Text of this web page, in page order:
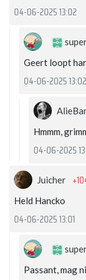
04-06-2025 13:02
Geert loopt
04-06-2025 13:02
Hmmm,
04-06-2025
Juicher
Held Hancko
04-06-2025 13:01
Passant, mag